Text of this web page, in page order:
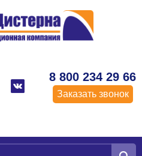
8 800 234 29 66
Заказать звонок